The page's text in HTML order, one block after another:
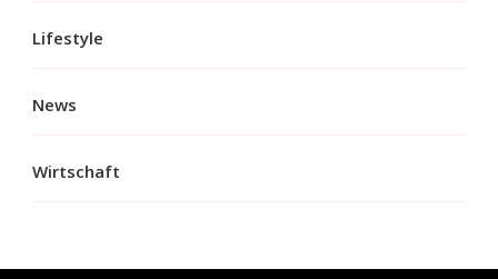
Lifestyle
News
Wirtschaft